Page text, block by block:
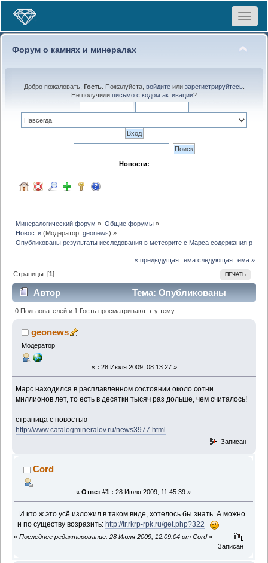
Toggle
Форум о камнях и минералах
Добро пожаловать, Гость. Пожалуйста, войдитеили зарегистрируйтесь.
Не получили письмо с кодом активации?
Новости:
Минералогический форум » Общие форумы»
Новости (Модератор:geonews) »
Опубликованы результаты исследования в метеорите с Марса содержания
« предыдущая тема следующая тема »
ПЕЧАТЬ
Страницы: [1]
Автор
Тема: Опубликованы
результаты исследования в метеорите с Марса
содержания редкоземельных элементов
(Прочитано 4110 раз)
0 Пользователей и 1 Гость просматривают эту тему.
geonews
Модератор
« : 28 Июля 2009, 08:13:27 »
Марс находился в расплавленном состоянии около сотни
миллионов лет, то есть в десятки тысяч раз дольше, чем считалось!
страница с новостью
http://www.catalogmineralov.ru/news3977.html
Записан
Cord
« Ответ #1 : 28 Июля 2009, 11:45:39 »
И кто ж это усё изложил в таком виде, хотелось бы знать. А можно
и по существу возразить: http://tr.rkrp-rpk.ru/get.php?322
« Последнее редактирование: 28 Июля 2009, 12:09:04 от Cord»
Записан